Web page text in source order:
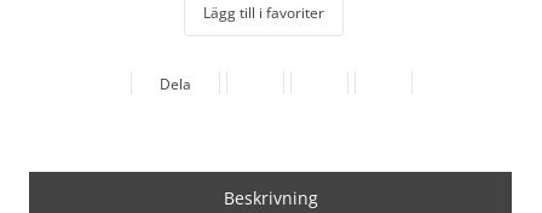
Lägg till i favoriter
Dela
Beskrivning